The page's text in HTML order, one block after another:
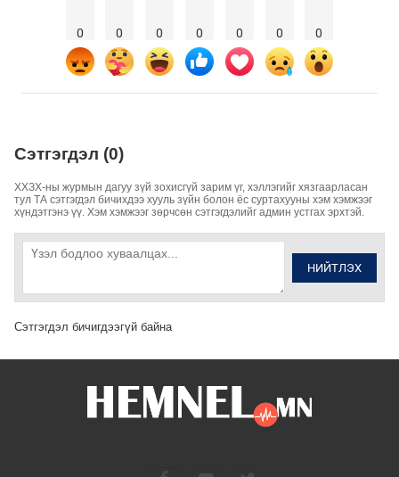
0 0 0 0 0 0 0
Сэтгэгдэл (0)
ХХЗХ-ны журмын дагуу зүй зохисгүй зарим үг, хэллэгийг хязгаарласан
тул ТА сэтгэгдэл бичихдээ хууль зүйн болон ёс суртахууны хэм хэмжээг
хүндэтгэнэ үү. Хэм хэмжээг зөрчсөн сэтгэгдэлийг админ устгах эрхтэй.
НИЙТЛЭХ
Сэтгэгдэл бичигдээгүй байна